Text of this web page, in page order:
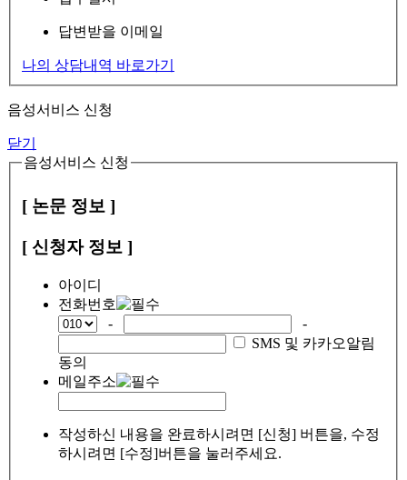
답변받을 이메일
나의 상담내역 바로가기
음성서비스 신청
닫기
음성서비스 신청
[ 논문 정보 ]
[ 신청자 정보 ]
아이디
전화번호
-
-
SMS 및 카카오알림
동의
메일주소
작성하신 내용을 완료하시려면 [신청] 버튼을, 수정
하시려면 [수정]버튼을 눌러주세요.